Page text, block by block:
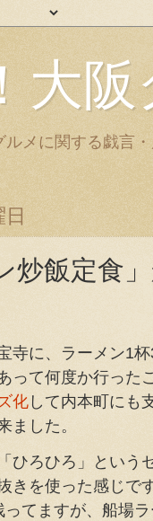
大
メに関する戯言
炒飯定食
寺に、ラーメン1
って何度か行った
化して内本町にも
ました。
ひろひろ」という
きを使った感じで
てますが、船場